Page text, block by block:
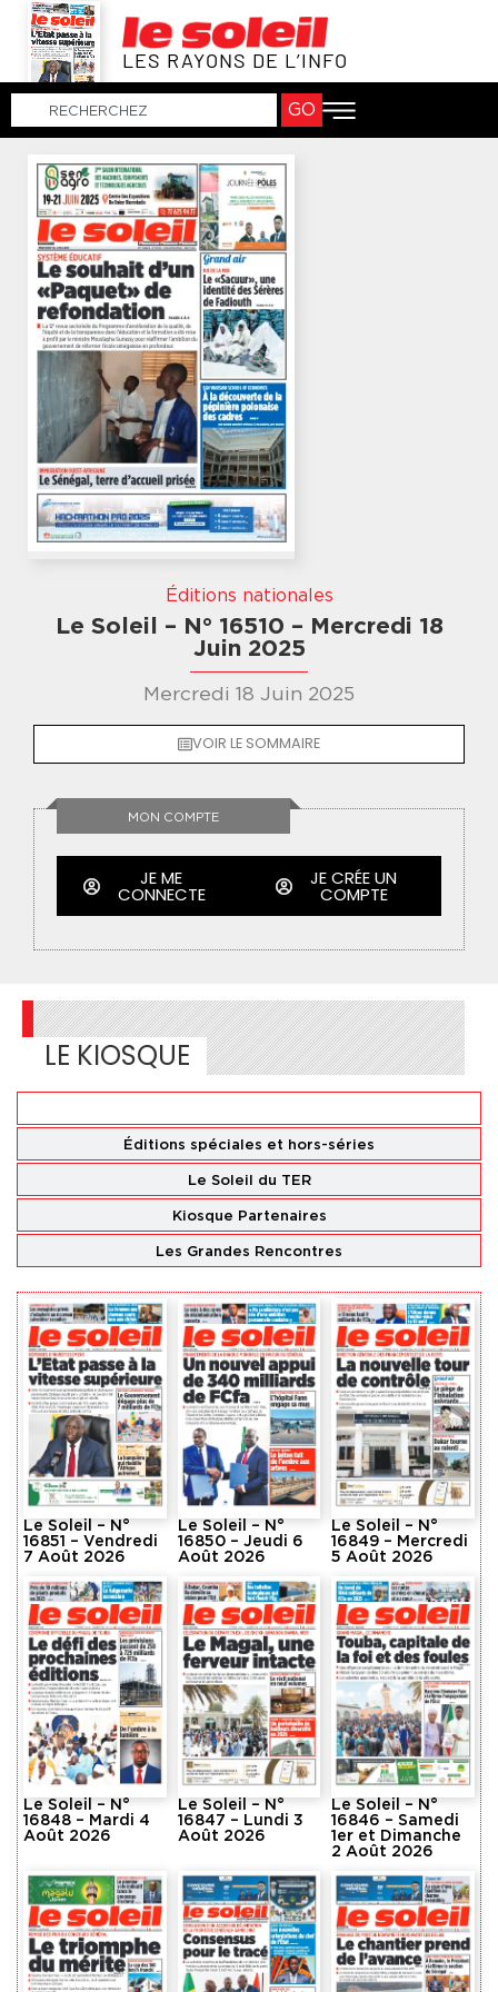
LES RAYONS DE L’INFO
GO
Éditions nationales
Le Soleil – N° 16510 – Mercredi 18
Juin 2025
Mercredi 18 Juin 2025
VOIR LE SOMMAIRE
MON COMPTE
JE ME
CONNECTE
JE CRÉE UN
COMPTE
LE KIOSQUE
Éditions spéciales et hors-séries
Le Soleil du TER
Kiosque Partenaires
Les Grandes Rencontres
Le Soleil – N°
16851 – Vendredi
7 Août 2026
Le Soleil – N°
16850 – Jeudi 6
Août 2026
Le Soleil – N°
16849 – Mercredi
5 Août 2026
Le Soleil – N°
16848 – Mardi 4
Août 2026
Le Soleil – N°
16847 – Lundi 3
Août 2026
Le Soleil – N°
16846 – Samedi
1er et Dimanche
2 Août 2026